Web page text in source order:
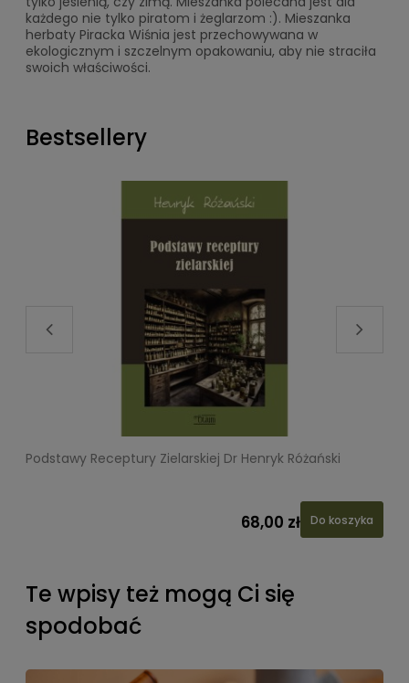
każdego nie tylko piratom i żeglarzom :). Mieszanka
herbaty Piracka Wiśnia jest przechowywana w
ekologicznym i szczelnym opakowaniu, aby nie straciła
swoich właściwości.
Bestsellery
Podstawy Receptury Zielarskiej Dr Henryk Różański
68,00 zł Do koszyka
Te wpisy też mogą Ci się
spodobać